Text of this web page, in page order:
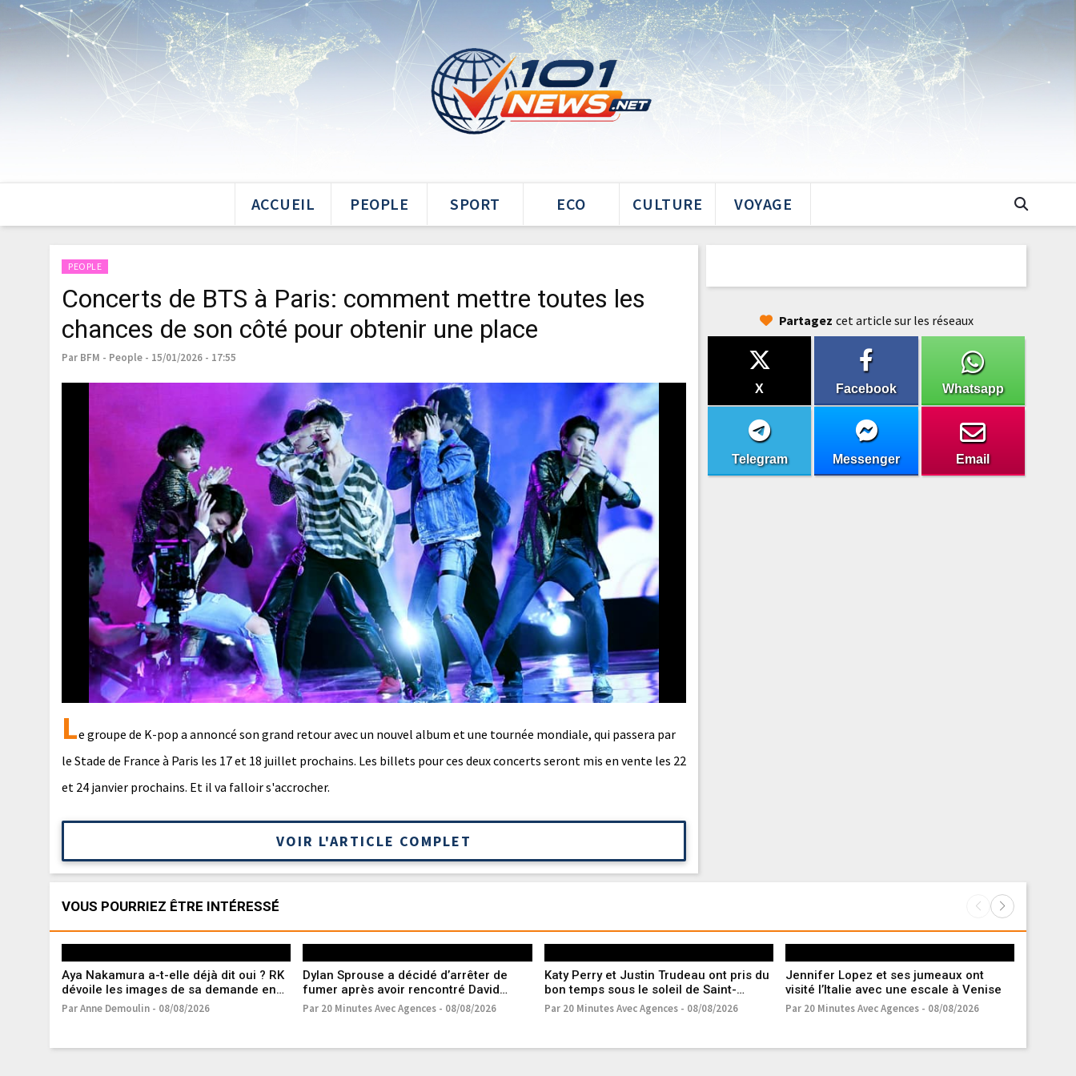
ACCUEIL PEOPLE SPORT ECO CULTURE VOYAGE
PEOPLE
Concerts de BTS à Paris: comment mettre toutes les
chances de son côté pour obtenir une place
Par BFM - People - 15/01/2026 - 17:55
Le groupe de K-pop a annoncé son grand retour avec un nouvel album et une tournée mondiale, qui passera par
le Stade de France à Paris les 17 et 18 juillet prochains. Les billets pour ces deux concerts seront mis en vente les 22
et 24 janvier prochains. Et il va falloir s'accrocher.
VOIR L'ARTICLE COMPLET
Partagez cet article sur les réseaux
X Facebook Whatsapp
Telegram Messenger Email
VOUS POURRIEZ ÊTRE INTÉRESSÉ
Aya Nakamura a-t-elle déjà dit oui ? RK
dévoile les images de sa demande en
mariage
Par Anne Demoulin - 08/08/2026
Dylan Sprouse a décidé d’arrêter de
fumer après avoir rencontré David
Lynch
Par 20 Minutes Avec Agences - 08/08/2026
Katy Perry et Justin Trudeau ont pris du
bon temps sous le soleil de Saint-
Tropez
Par 20 Minutes Avec Agences - 08/08/2026
Jennifer Lopez et ses jumeaux ont
visité l’Italie avec une escale à Venise
Par 20 Minutes Avec Agences - 08/08/2026